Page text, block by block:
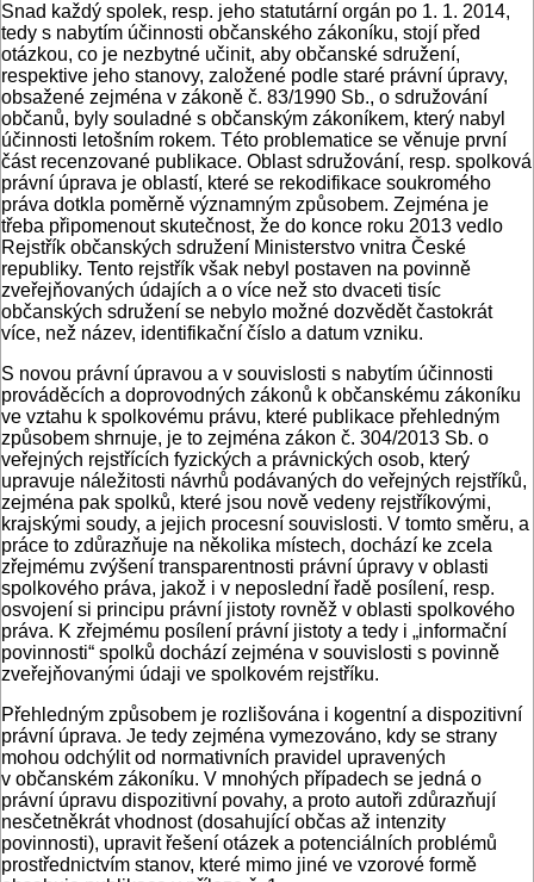
Snad každý spolek, resp. jeho statutární orgán po 1. 1. 2014,
tedy s nabytím účinnosti občanského zákoníku, stojí před
otázkou, co je nezbytné učinit, aby občanské sdružení,
respektive jeho stanovy, založené podle staré právní úpravy,
obsažené zejména v zákoně č. 83/1990 Sb., o sdružování
občanů, byly souladné s občanským zákoníkem, který nabyl
účinnosti letošním rokem. Této problematice se věnuje první
část recenzované publikace. Oblast sdružování, resp. spolková
právní úprava je oblastí, které se rekodifikace soukromého
práva dotkla poměrně významným způsobem. Zejména je
třeba připomenout skutečnost, že do konce roku 2013 vedlo
Rejstřík občanských sdružení Ministerstvo vnitra České
republiky. Tento rejstřík však nebyl postaven na povinně
zveřejňovaných údajích a o více než sto dvaceti tisíc
občanských sdružení se nebylo možné dozvědět častokrát
více, než název, identifikační číslo a datum vzniku.
S novou právní úpravou a v souvislosti s nabytím účinnosti
prováděcích a doprovodných zákonů k občanskému zákoníku
ve vztahu k spolkovému právu, které publikace přehledným
způsobem shrnuje, je to zejména zákon č. 304/2013 Sb. o
veřejných rejstřících fyzických a právnických osob, který
upravuje náležitosti návrhů podávaných do veřejných rejstříků,
zejména pak spolků, které jsou nově vedeny rejstříkovými,
krajskými soudy, a jejich procesní souvislosti. V tomto směru, a
práce to zdůrazňuje na několika místech, dochází ke zcela
zřejmému zvýšení transparentnosti právní úpravy v oblasti
spolkového práva, jakož i v neposlední řadě posílení, resp.
osvojení si principu právní jistoty rovněž v oblasti spolkového
práva. K zřejmému posílení právní jistoty a tedy i „informační
povinnosti“ spolků dochází zejména v souvislosti s povinně
zveřejňovanými údaji ve spolkovém rejstříku.
Přehledným způsobem je rozlišována i kogentní a dispozitivní
právní úprava. Je tedy zejména vymezováno, kdy se strany
mohou odchýlit od normativních pravidel upravených
v občanském zákoníku. V mnohých případech se jedná o
právní úpravu dispozitivní povahy, a proto autoři zdůrazňují
nesčetněkrát vhodnost (dosahující občas až intenzity
povinnosti), upravit řešení otázek a potenciálních problémů
prostřednictvím stanov, které mimo jiné ve vzorové formě